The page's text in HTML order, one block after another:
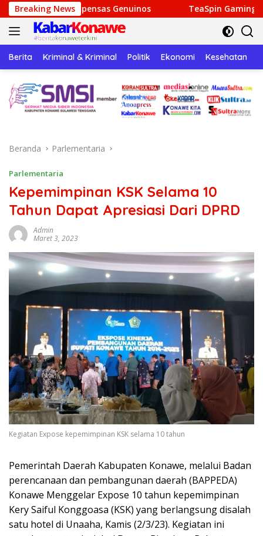
Langsung
ke
konten
Breaking News
Genuinos TeaSpin Gaming: Your Personal
Berita Kriminal & Kriminal Politik Ekonomi Kesehatan
Beranda Parlementaria
Parlementaria
Kepemimpinan KSK Selama 10
Tahun Dapat Apresiasi Dari DPRD
Admin
Maret 3, 2023
Kegiatan Expose kepemimpinan KSK selama 10 tahun
Pemerintah Daerah Kabupaten Konawe, melalui Badan
perencanaan dan pembangunan daerah (BAPPEDA)
Konawe Menggelar Expose 10 tahun kepemimpinan
Kery Saiful Konggoasa (KSK) yang berlangsung disalah
satu hotel di Unaaha, Kamis (2/3/23). Kegiatan ini